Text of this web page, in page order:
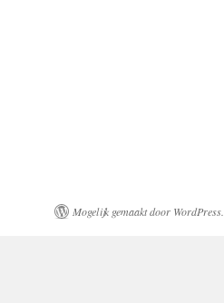
Mogelijk gemaakt door WordPress.